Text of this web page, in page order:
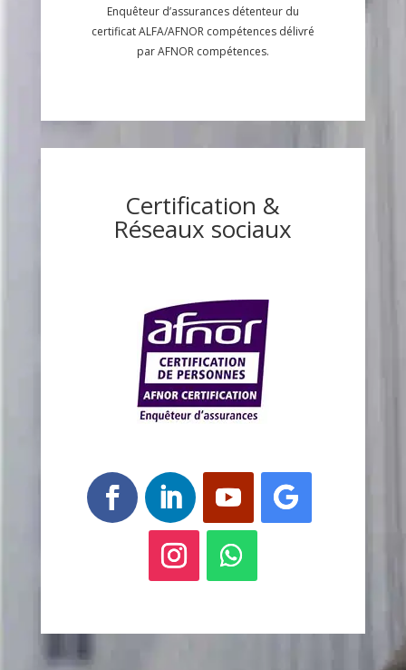
Enquêteur d’assurances détenteur du
certificat ALFA/AFNOR compétences délivré
par AFNOR compétences.
Certification &
Réseaux sociaux